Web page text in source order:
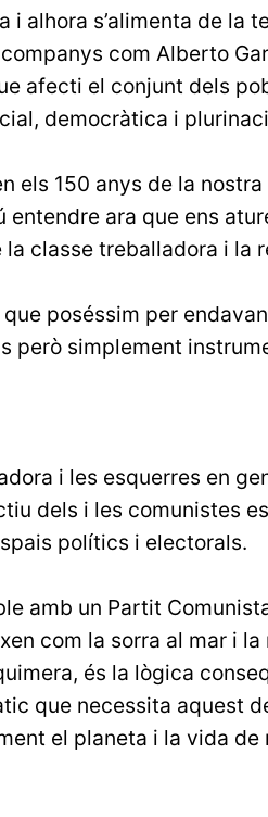
i alhora s’alimenta de la
companys com Alberto
afecti el conjunt dels
democràtica i
els 150 anys de la
ara que ens
la classe treballadora i la
poséssim per
però simplement
i les esquerres en
dels i les comunistes
polítics i electorals.
amb un Partit
com la sorra al mar i
és la lògica
que necessita aquest
el planeta i la vida